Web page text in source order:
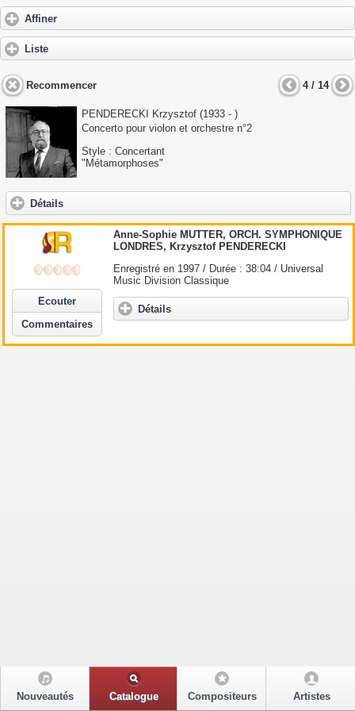
Affiner
Liste
Recommencer 4 / 14
PENDERECKI Krzysztof (1933 - )
Concerto pour violon et orchestre n°2
Style : Concertant
"Métamorphoses"
Détails
Ecouter
Commentaires
Anne-Sophie MUTTER, ORCH. SYMPHONIQUE
LONDRES, Krzysztof PENDERECKI
Enregistré en 1997 / Durée : 38:04 / Universal
Music Division Classique
Détails
Nouveautés Catalogue Compositeurs Artistes